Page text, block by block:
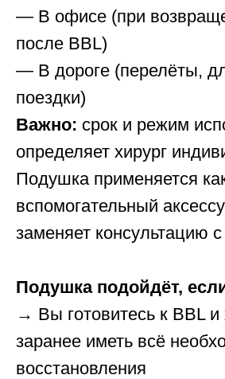
— В офисе (при
после BBL)
— В дороге (перелёты,
поездки)
Важно: срок и режим
определяет хирург
Подушка применяется
вспомогательный
заменяет консультацию
Подушка подойдёт,
→ Вы готовитесь к BBL и
заранее иметь всё
восстановления